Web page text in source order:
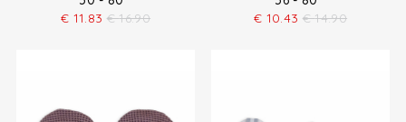
€ 11.83 € 16.90
€ 10.43 € 14.90